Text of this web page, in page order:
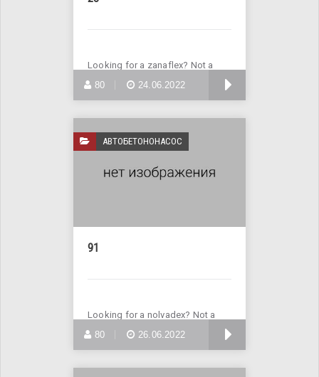
Looking for a zanaflex? Not a
problem! Buy zanaflex online
80 24.06.2022
АВТОБЕТОНОНАСОС
91
Looking for a nolvadex? Not a
problem! Enter Site >>>
80 26.06.2022